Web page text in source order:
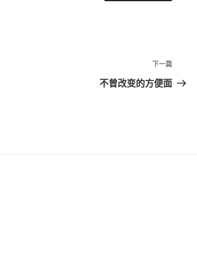
下
一
下一篇
不曾改变的方便面